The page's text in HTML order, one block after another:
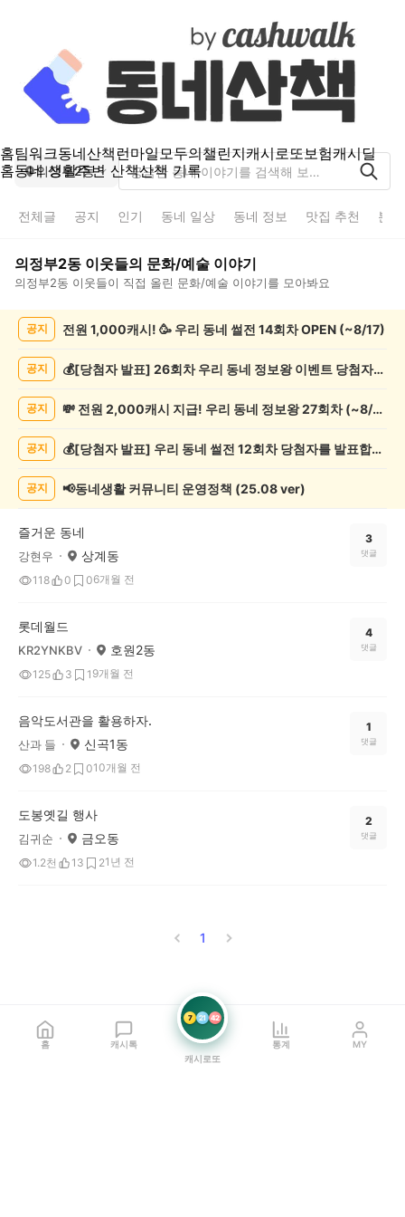
홈팀워크동네산책 런마일모두의챌린지캐시로또보험캐시딜
홈동네 생활주변 산책산책 기록
의정부2동
전체글 공지 인기 동네 일상 동네 정보 맛집 추천 분
의정부2동 이웃들의 문화/예술 이야기
의정부2동 이웃들이 직접 올린 문화/예술 이야기를 모아봐요
화/
글
공지 전원 1,000캐시! 🥳 우리 동네 썰전 14회차 OPEN (~8/17)
공지 💰[당첨자 발표] 26회차 우리 동네 정보왕 이벤트 당첨자를 발표합니다!
공지 💸 전원 2,000캐시 지급! 우리 동네 정보왕 27회차 (~8/10)
공지 💰[당첨자 발표] 우리 동네 썰전 12회차 당첨자를 발표합니다!
공지 📢동네생활 커뮤니티 운영정책 (25.08 ver)
즐거운 동네
강현우 상계동
118 0 06개월 전
3
댓글
롯데월드
KR2YNKBV 호원2동
125 3 1 9개월 전
4
댓글
음악도서관을 활용하자.
산과 들 신곡1동
198 2 010개월 전
1
댓글
도봉옛길 행사
김귀순 금오동
1.2천 13 21년 전
2
댓글
1
홈 캐시톡
7 21 42
캐시로또
통계 MY